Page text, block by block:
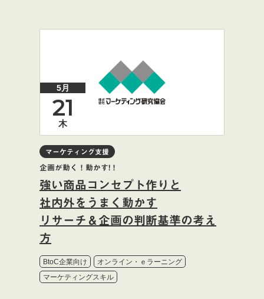
5月
21
木
マーケティング支援
企画が動く！動かす!！
強い商品コンセプト作りと
社内外をうまく動かす
リサーチ＆企画の判断基準の考え
方
BtoC企業向け
オンライン・ｅラーニング
マーケティングスキル